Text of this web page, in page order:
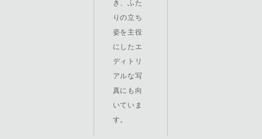
き、ふた
りの立ち
姿を主役
にしたエ
ディトリ
アルな写
真にも向
いていま
す。